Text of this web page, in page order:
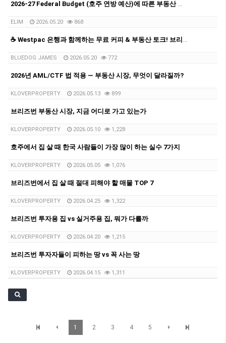
2026-27 Federal Budget (호주 연방 예산)에 따른 부동산 전망과 영향
ELIM 2026.05.20 868
☕ Westpac 은행과 함께하는 무료 커피 & 부동산 토크! 브리즈번 부동산·홈론·투자 상담 진행
BLUEDOG JAMES 2026.05.20 772
2026년 AML/CTF 법 적용 — 부동산 시장, 무엇이 달라질까?
KLOVERPROPERTY 2026.05.13 899
브리즈번 부동산 시장, 지금 어디로 가고 있는가
KLOVERPROPERTY 2026.05.10 1,228
호주에서 집 살 때 한국 사람들이 가장 많이 하는 실수 7가지
KLOVERPROPERTY 2026.05.05 1,076
브리즈번에서 집 살 때 절대 피해야 할 매물 TOP 7
KLOVERPROPERTY 2026.04.25 1,322
브리즈번 투자용 집 vs 실거주용 집, 뭐가 다를까
KLOVERPROPERTY 2026.04.20 1,215
브리즈번 투자자들이 피하는 땅 vs 꼭 사는 땅
KLOVERPROPERTY 2026.04.15 1,311
1 2 3 4 5